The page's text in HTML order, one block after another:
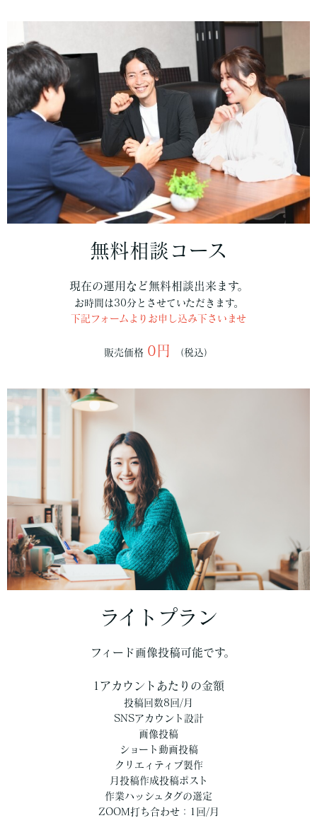
無料相談コース
現在の運用など無料相談出来ます。
お時間は30分とさせていただきます。
下記フォームよりお申し込み下さいませ
販売価格 0円 （税込）
ライトプラン
フィード画像投稿可能です。
1アカウントあたりの金額
投稿回数8回/月
SNSアカウント設計
画像投稿
ショート動画投稿
クリエィティブ製作
月投稿作成投稿ポスト
作業ハッシュタグの選定
ZOOM打ち合わせ：1回/月